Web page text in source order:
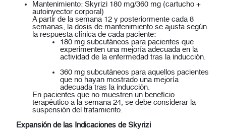
Mantenimiento: Skyrizi 180 mg/360 mg (cartucho +
autoinyector corporal)
A partir de la semana 12 y posteriormente cada 8
semanas, la dosis de mantenimiento se ajusta según
la respuesta clínica de cada paciente:
180 mg subcutáneos para pacientes que
experimenten una mejoría adecuada en la
actividad de la enfermedad tras la inducción.
360 mg subcutáneos para aquellos pacientes
que no hayan mostrado una mejoría
adecuada tras la inducción.
En pacientes que no muestren un beneficio
terapéutico a la semana 24, se debe considerar la
suspensión del tratamiento.
Expansión de las Indicaciones de Skyrizi